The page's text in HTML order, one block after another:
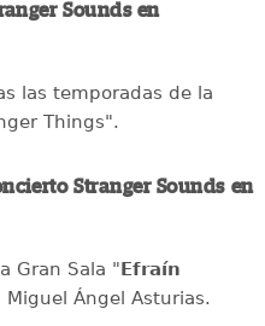
Sounds en
las temporadas de la
Things".
Stranger Sounds en
Gran Sala "Efraín
Ángel Asturias.